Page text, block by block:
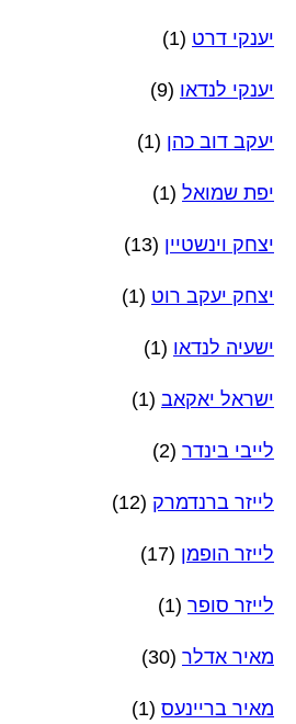
יענקי דרט (1)
יענקי לנדאו (9)
יעקב דוב כהן (1)
יפת שמואל (1)
יצחק וינשטיין (13)
יצחק יעקב רוט (1)
ישעיה לנדאו (1)
ישראל יאקאב (1)
לייבי בינדר (2)
לייזר ברנדמרק (12)
לייזר הופמן (17)
לייזר סופר (1)
מאיר אדלר (30)
מאיר בריינעס (1)